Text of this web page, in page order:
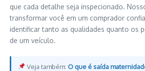
que cada detalhe seja inspecionado.
transformar você em um comprador
identificar tanto as qualidades quanto os
de um veículo.
Veja também:O que é saída